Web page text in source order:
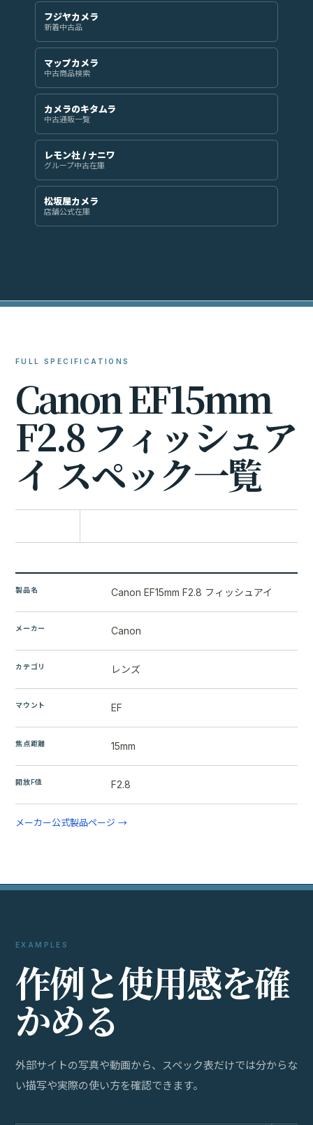
フジヤカメラ
新着中古品
マップカメラ
中古商品検索
カメラのキタムラ
中古通販一覧
レモン社 / ナニワ
グループ中古在庫
松坂屋カメラ
店舗公式在庫
FULL SPECIFICATIONS
CanonEF15mm
F2.8 フィ ッシュア
イ スペック一覧
製品名 Canon EF15mm F2.8 フィッシュアイ
メーカー Canon
カテゴリ レンズ
マウント EF
焦点距離 15mm
開放F値 F2.8
メーカー公式製品ページ →
EXAMPLES
作例と使用感を確
かめる
外部サイトの写真や動画から、スペック表だけでは分からな
い描写や実際の使い方を確認できます。